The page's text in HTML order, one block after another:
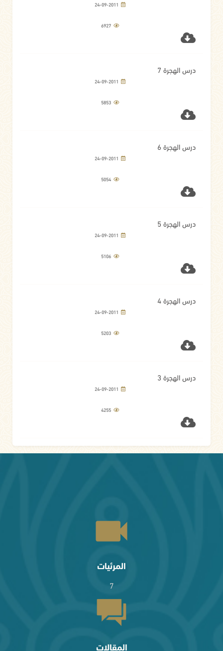
6927
درس الهجرة 7
5853
درس الهجرة 6
5054
درس الهجرة 5
5106
درس الهجرة 4
5203
درس الهجرة 3
4255
المرئيات
7
المقالات